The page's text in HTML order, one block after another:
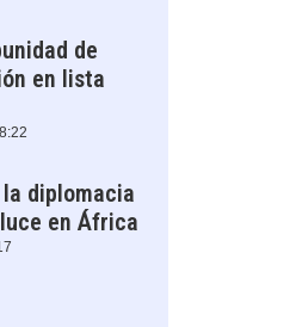
de
en lista
la diplomacia
en África